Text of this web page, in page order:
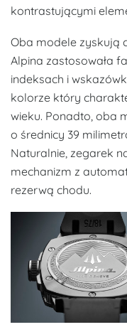
kontrastującymi
Oba modele zyskują
Alpina zastosowała
indeksach i
kolorze który
wieku. Ponadto, oba
o średnicy 39
Naturalnie, zegarek
mechanizm z
rezerwą chodu.